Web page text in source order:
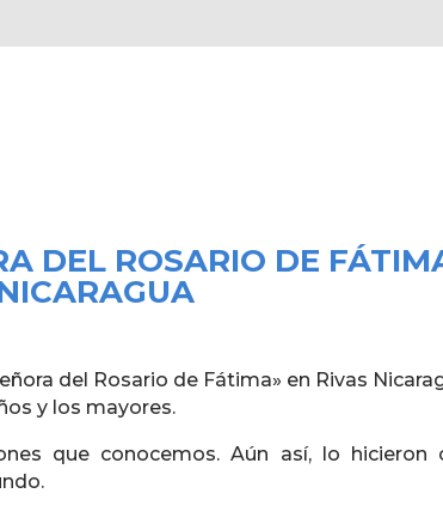
DEL ROSARIO DE
del Rosario de Fátima» en Rivas
y los mayores.
que conocemos. Aún así, lo hicieron